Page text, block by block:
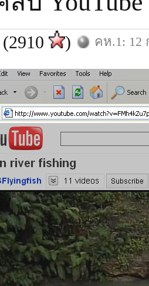
(2910 ) คห.1: 12